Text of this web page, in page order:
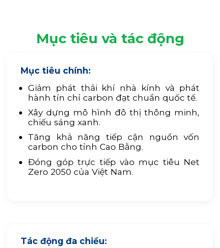
Mục tiêu và tác động
Mục tiêu chính:
Giảm phát thải khí nhà kính và phát
hành tín chỉ carbon đạt chuẩn quốc tế.
Xây dựng mô hình đô thị thông minh,
chiếu sáng xanh.
Tăng khả năng tiếp cận nguồn vốn
carbon cho tỉnh Cao Bằng.
Đóng góp trực tiếp vào mục tiêu Net
Zero 2050 của Việt Nam.
Tác động đa chiều: